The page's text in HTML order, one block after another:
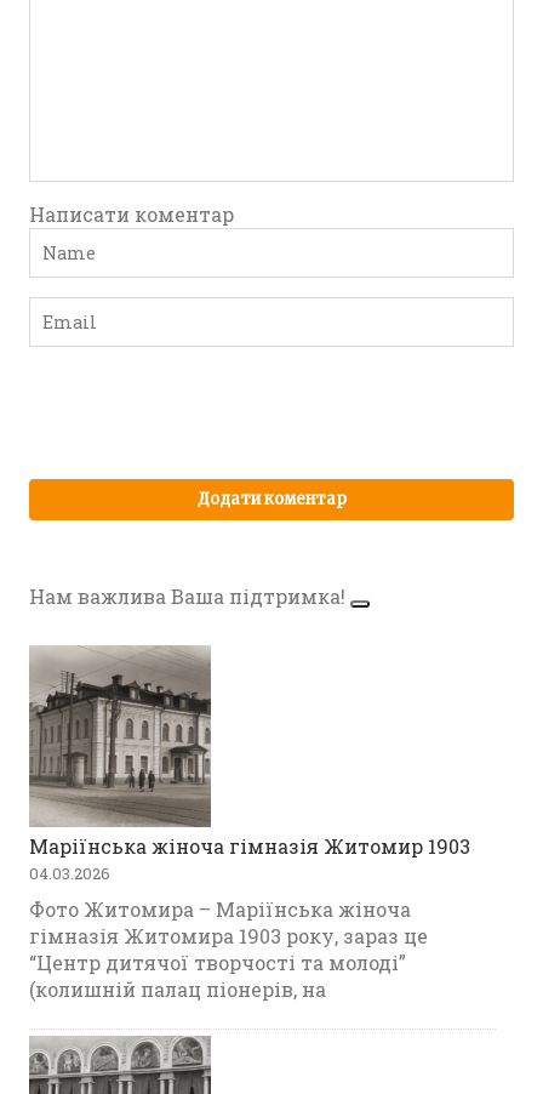
Написати коментар
Нам важлива Ваша підтримка!
Маріїнська жіноча гімназія Житомир 1903
04.03.2026
Фото Житомира – Маріїнська жіноча
гімназія Житомира 1903 року, зараз це
“Центр дитячої творчості та молоді”
(колишній палац піонерів, на